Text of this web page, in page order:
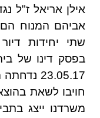
אילן אריאל ז"ל
אביהם המנוח הם
שתי יחידות
בפסק דינו של
23.05.17
משרדנו ייצג